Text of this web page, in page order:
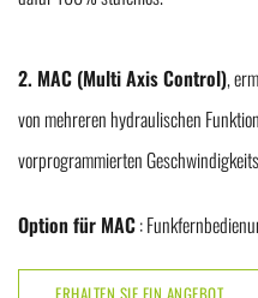
2. MAC (Multi Axis Control),
von mehreren hydraulischen
vorprogrammierten
Option für MAC:
ERHALTEN SIE EIN ANGEBOT